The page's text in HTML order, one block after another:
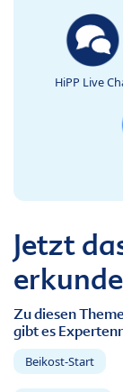
HiPP Live
Jetzt
Zu diesen
gibt es
Beikost-Start